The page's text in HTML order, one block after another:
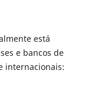
está
e bancos de
internacionais: